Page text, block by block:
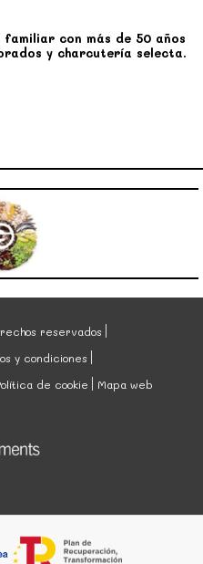
con más de 50 años
y charcutería selecta.
reservados
y condiciones
de cookie Mapa web